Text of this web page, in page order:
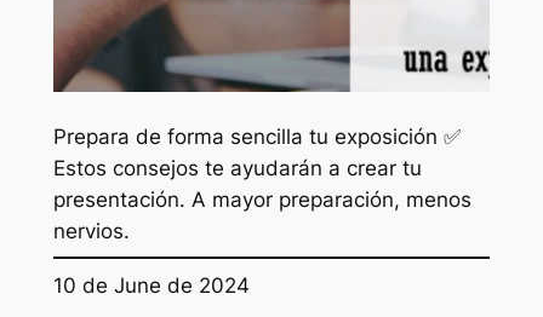
Prepara de forma sencilla tu exposición ✅
Estos consejos te ayudarán a crear tu
presentación. A mayor preparación, menos
nervios.
10 de June de 2024